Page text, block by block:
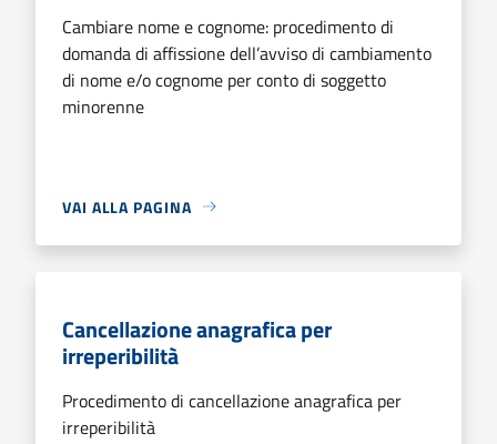
Cambiare nome e cognome: procedimento di
domanda di affissione dell’avviso di cambiamento
di nome e/o cognome per conto di soggetto
minorenne
VAI ALLA PAGINA
Cancellazione anagrafica per
irreperibilità
Procedimento di cancellazione anagrafica per
irreperibilità